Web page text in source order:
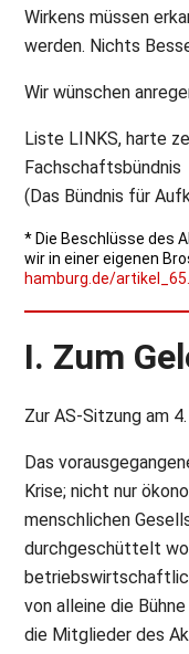
Wirkens müssen
werden. Nichts
Wir wünschen
Liste LINKS, harte
Fachschaftsbündnis
(Das Bündnis für
* Die Beschlüsse des
wir in einer eigenen
hamburg.de/
I. Zum
Zur AS-Sitzung am
Das
Krise; nicht nur
menschlichen
durchgeschüttelt
von alleine die
die Mitglieder des